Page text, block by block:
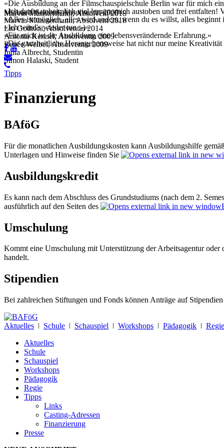
Marvin Münstermann, Absolvent 2018
Michaela Schmid, Absolventin 2009
«Die Ausbildung an der Filmschauspielschule Berlin war für mich
Marvin Münstermann, Absolvent 2018
«Ich durfte unheimlich viel lernen, mich austoben und frei
Lin Gothoni, Absolventin 2014
«Alles ist möglich, alles wird anders, wenn du es willst, alles
Antonia Kennel, Absolventin 2009
«Ich würd's wieder tun :-)»
Renée Weibel, Absolventin 2009
«Für mich ist die Ausbildung eine lebensverändernde Erfahrung.»
India Albrecht, Studentin
«Die ganzheitliche Herangehensweise hat nicht nur meine
Simon Halaski, Student
Tipps
Finanzierung
BAföG
Für die monatlichen Ausbildungskosten kann Ausbildungshilfe
Unterlagen und Hinweise finden Sie
Ausbildungskredit
Es kann nach dem Abschluss des Grundstudiums (nach dem 2.
ausführlich auf den Seiten des
Umschulung
Kommt eine Umschulung mit Unterstützung der Arbeitsagentur oder
handelt.
Stipendien
Bei zahlreichen Stiftungen und Fonds können Anträge auf
Aktuelles ǀ Schule ǀ Schauspiel ǀ Workshops ǀ Pädagogik ǀ Regie
Aktuelles
Schule
Schauspiel
Workshops
Pädagogik
Regie
Tipps
Links
Casting-Adressen
Finanzierung
Presse